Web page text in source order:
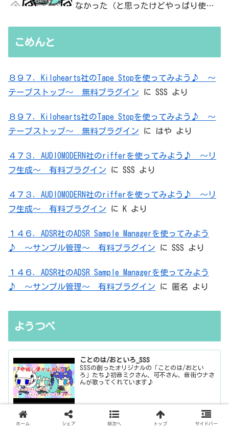
なかった（と思ったけどやっぱり使っ
無駄を重ねた結論はシンプルだった
こめんと
８９７．Kilohearts社のTape Stopを使ってみよう♪ ～
テープストップ～ 無料プラグイン に SSS より
８９７．Kilohearts社のTape Stopを使ってみよう♪ ～
テープストップ～ 無料プラグイン に はや より
４７３．AUDIOMODERN社のrifferを使ってみよう♪ ～リ
フ生成～ 有料プラグイン に SSS より
４７３．AUDIOMODERN社のrifferを使ってみよう♪ ～リ
フ生成～ 有料プラグイン に K より
１４６．ADSR社のADSR Sample Managerを使ってみよう
♪ ～サンプル管理～ 有料プラグイン に SSS より
１４６．ADSR社のADSR Sample Managerを使ってみよう
♪ ～サンプル管理～ 有料プラグイン に 匿名 より
ようつべ
ことのは/おといろ_SSS
SSSの創ったオリジナルの「ことのは/おとい
ろ」たち♪初音ミクさん、可不さん、音街ウナさ
んが歌ってくれています♪
www.youtube.com
ホーム シェア 目次へ トップ サイドバー